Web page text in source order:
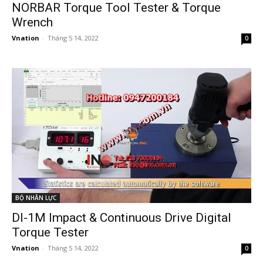
NORBAR Torque Tool Tester & Torque
Wrench
Vnation - Tháng 5 14, 2022 0
BỘ NHÂN LỰC
DI-1M Impact & Continuous Drive Digital
Torque Tester
Vnation - Tháng 5 14, 2022 0